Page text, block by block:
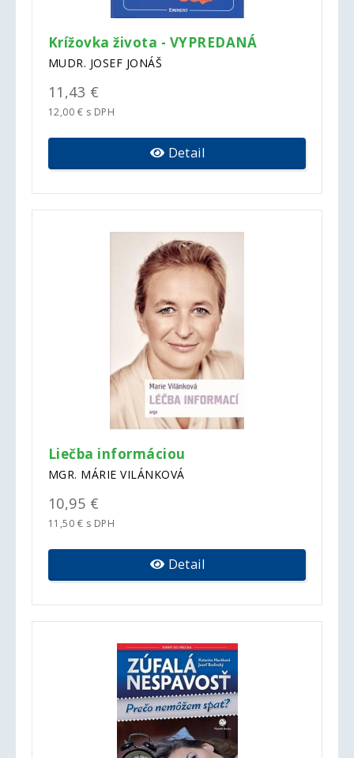
Krížovka života - VYPREDANÁ
MUDR. JOSEF JONÁŠ
11,43 €
12,00 € s DPH
Detail
Liečba informáciou
MGR. MÁRIE VILÁNKOVÁ
10,95 €
11,50 € s DPH
Detail